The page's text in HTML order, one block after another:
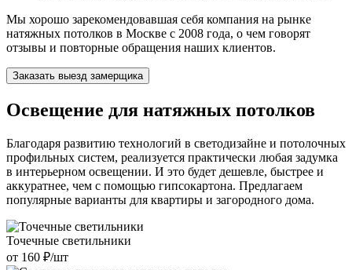
Мы хорошо зарекомендовавшая себя компания на рынке
натяжных потолков в Москве с 2008 года, о чем говорят
отзывы и повторные обращения наших клиентов.
Заказать выезд замерщика
Освещение для натяжных потолков
Благодаря развитию технологий в светодизайне и потолочных
профильных систем, реализуется практически любая задумка
в интерьерном освещении. И это будет дешевле, быстрее и
аккуратнее, чем с помощью гипсокартона. Предлагаем
популярные варианты для квартиры и загородного дома.
Точечные светильники
от 160 ₽/шт